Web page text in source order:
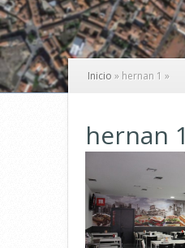
Inicio » hernan 1 »
hernan 1